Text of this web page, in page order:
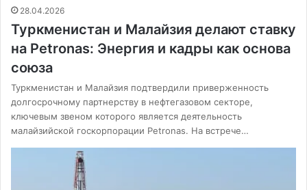
28.04.2026
Туркменистан и Малайзия делают ставку
на Petronas: Энергия и кадры как основа
союза
Туркменистан и Малайзия подтвердили приверженность
долгосрочному партнерству в нефтегазовом секторе,
ключевым звеном которого является деятельность
малайзийской госкорпорации Petronas. На встрече…